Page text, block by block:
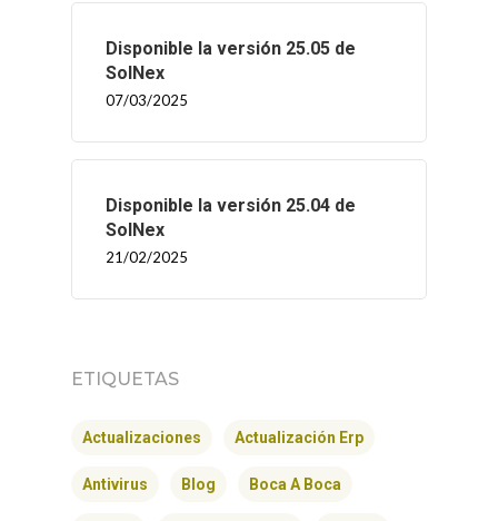
Disponible la versión 25.05 de
SolNex
07/03/2025
Disponible la versión 25.04 de
SolNex
21/02/2025
ETIQUETAS
Actualizaciones Actualización Erp
Antivirus Blog Boca A Boca